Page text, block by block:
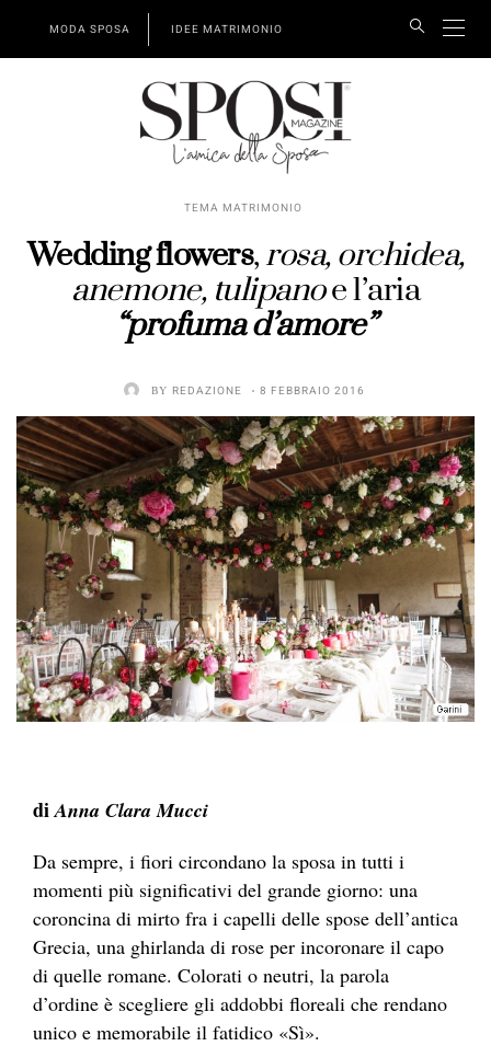
MODA SPOSA IDEE MATRIMONIO
TEMA MATRIMONIO
Wedding flowers,rosa, orchidea,
anemone, tulipanoe l’aria
“profuma d’amore”
BY REDAZIONE 8 FEBBRAIO 2016
diAnna Clara Mucci
Da sempre, i fiori circondano la sposa in tutti i
momenti più significativi del grande giorno: una
coroncina di mirto fra i capelli delle spose dell’antica
Grecia, una ghirlanda di rose per incoronare il capo
di quelle romane. Colorati o neutri, la parola
d’ordine è scegliere gli addobbi floreali che rendano
unico e memorabile il fatidico «Sì».